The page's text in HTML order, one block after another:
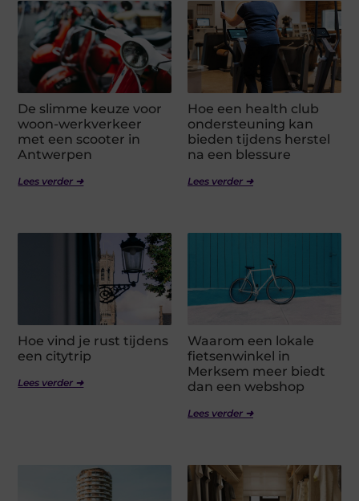
De slimme keuze voor
woon-werkverkeer
met een scooter in
Antwerpen
Lees verder ➜
Hoe een health club
ondersteuning kan
bieden tijdens herstel
na een blessure
Lees verder ➜
Hoe vind je rust tijdens
een citytrip
Lees verder ➜
Waarom een lokale
fietsenwinkel in
Merksem meer biedt
dan een webshop
Lees verder ➜